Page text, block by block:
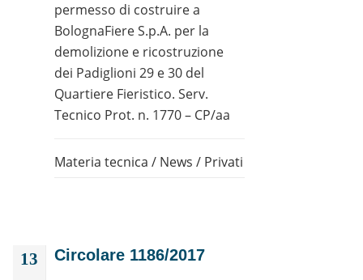
permesso di costruire a
BolognaFiere S.p.A. per la
demolizione e ricostruzione
dei Padiglioni 29 e 30 del
Quartiere Fieristico. Serv.
Tecnico Prot. n. 1770 – CP/aa
Materia tecnica / News / Privati
13
Circolare 1186/2017